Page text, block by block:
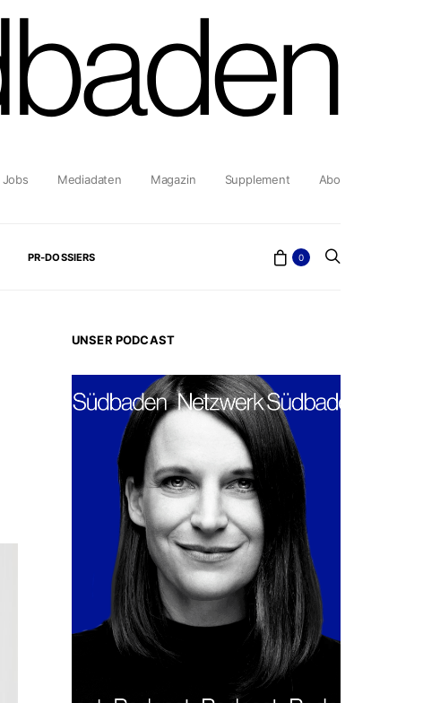
Jobs Mediadaten Magazin Supplement Abo
PR-DOSSIERS 0
UNSER PODCAST